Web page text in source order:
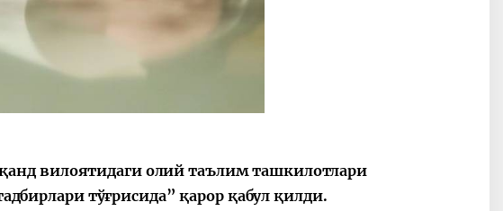
Мирзиёев
раислигида
вилоятидаги олий таълим ташкилотлари
тўғрисида” қарор қабул қилди.